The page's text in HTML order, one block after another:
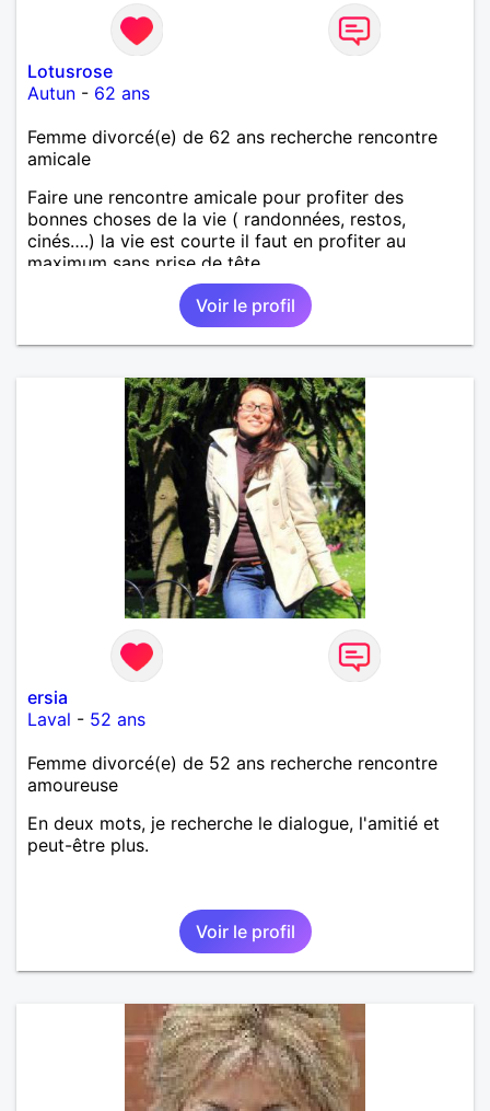
Lotusrose
Autun - 62 ans
Femme divorcé(e) de 62 ans recherche rencontre
amicale
Faire une rencontre amicale pour profiter des
bonnes choses de la vie ( randonnées, restos,
cinés….) la vie est courte il faut en profiter au
maximum sans prise de tête
Voir le profil
ersia
Laval - 52 ans
Femme divorcé(e) de 52 ans recherche rencontre
amoureuse
En deux mots, je recherche le dialogue, l'amitié et
peut-être plus.
Voir le profil